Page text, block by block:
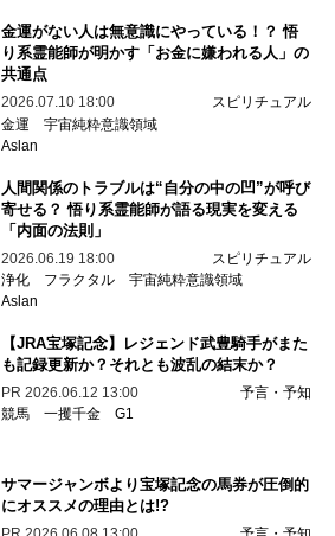
金運がない人は無意識にやっている！？ 悟
り系霊能師が明かす「お金に嫌われる人」の
共通点
2026.07.10 18:00
スピリチュアル
金運 宇宙純粋意識領域
Aslan
人間関係のトラブルは“自分の中の凹”が呼び
寄せる？ 悟り系霊能師が語る現実を変える
「内面の法則」
2026.06.19 18:00
スピリチュアル
浄化
フラクタル 宇宙純粋意識領域
Aslan
【JRA宝塚記念】レジェンド武豊騎手がまた
も記録更新か？それとも波乱の結末か？
PR 2026.06.12 13:00
予言・予知
競馬 一攫千金 G1
サマージャンボより宝塚記念の馬券が圧倒的
にオススメの理由とは!?